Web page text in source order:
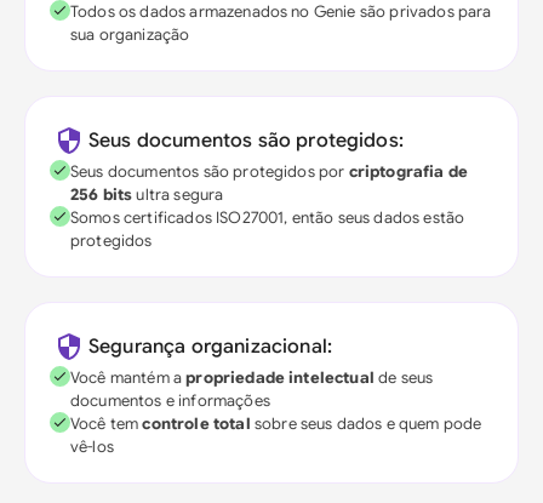
Todos os dados armazenados no Genie são privados para
sua organização
Seus documentos são protegidos:
Seus documentos são protegidos por criptografia de
256 bitsultra segura
Somos certificados ISO27001, então seus dados estão
protegidos
Segurança organizacional:
Você mantém apropriedade intelectual de seus
documentos e informações
Você temcontrole total sobre seus dados e quem pode
vê-los